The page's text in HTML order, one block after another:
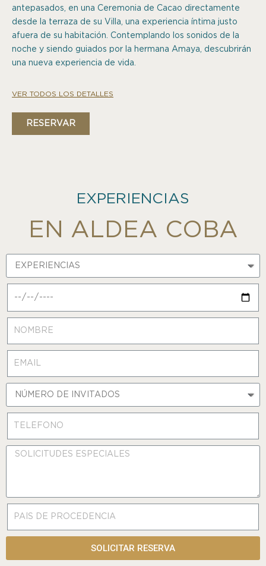
antepasados, en una Ceremonia de Cacao directamente
desde la terraza de su Villa, una experiencia íntima justo
afuera de su habitación. Contemplando los sonidos de la
noche y siendo guiados por la hermana Amaya, descubrirán
una nueva experiencia de vida.
VER TODOS LOS DETALLES
RESERVAR
EXPERIENCIAS
EN ALDEA COBA
SOLICITAR RESERVA